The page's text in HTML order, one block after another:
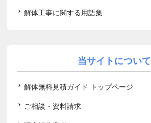
解体工事に関する用語集
当サイトについて
解体無料見積ガイド トップページ
ご相談・資料請求